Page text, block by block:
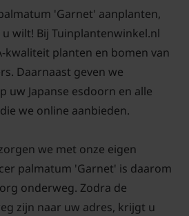
zomermaanden. Let er dan
bij warme en droge periodes
krijgt. De kluit van de boom is
ontwikkeld om voldoende
zuigen. Wanneer de Acer
het najaar of winter wordt
is de grond in die periode
is de boom dan ook in
tot geen vocht en energie
'Garnet' aanplanten,
wilt! Bij Tuinplantenwinkel.nl
kwaliteit planten en bomen van
Daarnaast geven we
uw Japanse esdoorn en alle
we online aanbieden.
we met onze eigen
palmatum 'Garnet' is daarom
onderweg. Zodra de
zijn naar uw adres, krijgt u